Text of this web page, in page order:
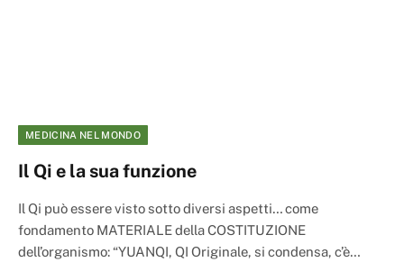
MEDICINA NEL MONDO
Il Qi e la sua funzione
Il Qi può essere visto sotto diversi aspetti… come
fondamento MATERIALE della COSTITUZIONE
dell’organismo: “YUANQI, QI Originale, si condensa, c’è…